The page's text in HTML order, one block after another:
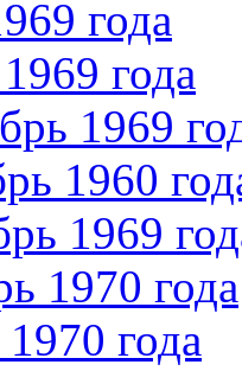
года
года
1969
1960
1969
1970 года
года